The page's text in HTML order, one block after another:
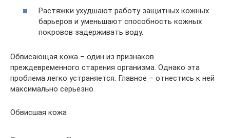
Растяжки ухудшают работу защитных кожных
барьеров и уменьшают способность кожных
покровов задерживать воду.
Обвисающая кожа – один из признаков
преждевременного старения организма. Однако эта
проблема легко устраняется. Главное – отнестись к ней
максимально серьезно.
Обвисшая кожа